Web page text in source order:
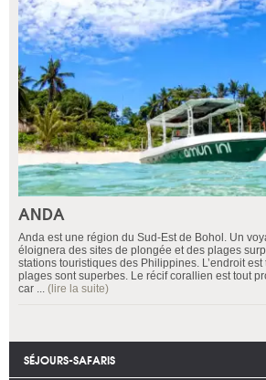
ANDA
Anda est une région du Sud-Est de Bohol. Un
éloignera des sites de plongée et des plages
stations touristiques des Philippines. L’endroit
plages sont superbes. Le récif corallien est tout
car ... (lire la suite)
SÉJOURS-SAFARIS